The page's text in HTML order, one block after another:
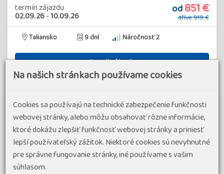
termín zájazdu
02.09.26-10.09.26 od851 €
dříve919 €
Taliansko 9 dní Náročnosť 2
Detail zájazdu
Na našich stránkach používame cookies
Cookies sa používajú na technické zabezpečenie funkčnosti
webovej stránky, alebo môžu obsahovať rôzne informácie,
ktoré dokážu zlepšiť funkčnosť webovej stránky a priniesť
lepší používateľský zážitok. Niektoré cookies sú nevyhnutné
pre správne fungovanie stránky, iné používame s vašim
súhlasom.